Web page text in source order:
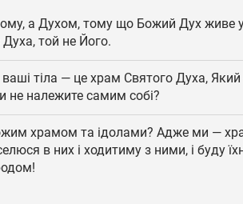
а Духом, тому що Божий Дух живе
той не Його.
тіла — це храм Святого Духа, Який
не належите самим собі?
храмом та ідолами? Адже ми —
в них і ходитиму з ними, і буду